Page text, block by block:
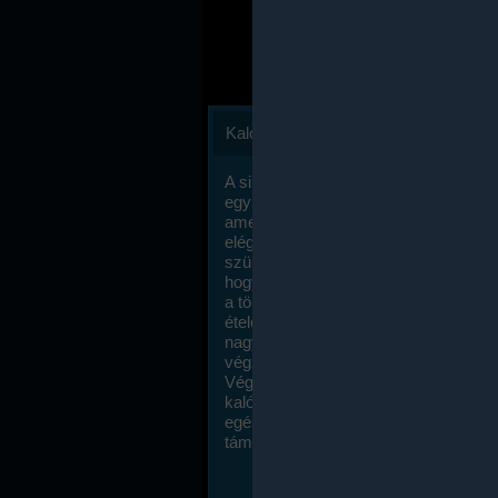
Kalóriaszámlálás
A sikeres fogyás titka valójában igen
egyszerű: égess több energiát, mint
amennyit beviszel. Természetesen
elég nagy fegyelemre és akaraterőre
szükség, de meglepődve fogod
hogy a kalóriaszámolás mennyire
a többi diétához képest. Itt nincsenek
ételek és a megengedett kalóriabevitelt
nagymértékben növelheted ha
végzel.
Végül, de nem utolsó sorban, a
kalóriaszámolás módszerét a legtöbb
egészségügyi szakorvos ajánlja és
támogatja.